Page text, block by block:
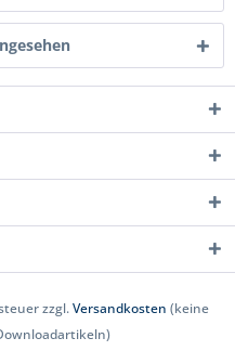
zzgl.Versandkosten (keine